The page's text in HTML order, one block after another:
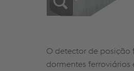
O detector de posição
dormentes ferroviários